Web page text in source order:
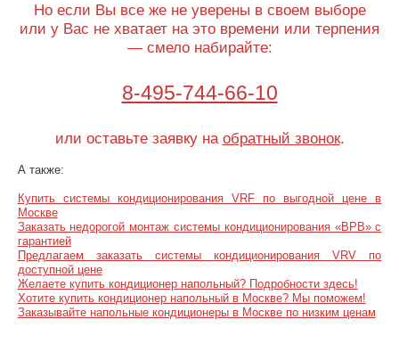
Но если Вы все же не уверены в своем выборе
или у Вас не хватает на это времени или терпения
— смело набирайте:
8-495-744-66-10
или оставьте заявку на обратный звонок.
А также:
Купить системы кондиционирования VRF по выгодной цене в
Москве
Заказать недорогой монтаж системы кондиционирования «ВРВ» с
гарантией
Предлагаем заказать системы кондиционирования VRV по
доступной цене
Желаете купить кондиционер напольный? Подробности здесь!
Хотите купить кондиционер напольный в Москве? Мы поможем!
Заказывайте напольные кондиционеры в Москве по низким ценам